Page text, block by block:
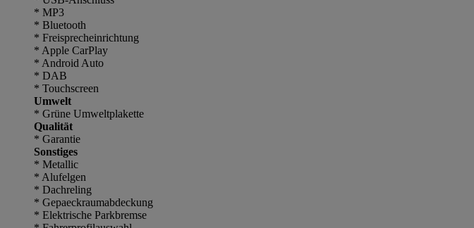
* MP3
* Bluetooth
* Freisprecheinrichtung
* Apple CarPlay
* Android Auto
* DAB
* Touchscreen
Umwelt
* Grüne Umweltplakette
Qualität
* Garantie
Sonstiges
* Metallic
* Alufelgen
* Dachreling
* Gepaeckraumabdeckung
* Elektrische Parkbremse